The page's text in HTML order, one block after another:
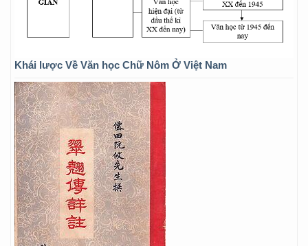
Khái lược Về Văn học Chữ Nôm Ở Việt Nam